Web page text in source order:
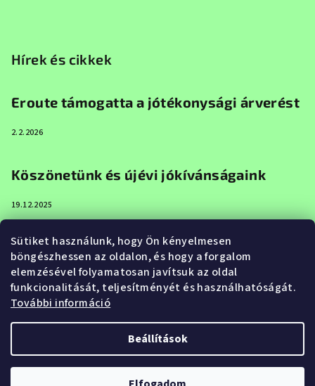
Sütiket használunk, hogy Ön kényelmesen
böngészhessen az oldalon, és hogy a forgalom
elemzésével folyamatosan javítsuk az oldal
funkcionalitását, teljesítményét és használhatóságát.
További információ
Beállítások
Hírek és cikkek
Eroute támogatta a jótékonysági árverést
2.2.2026
Köszönetünk és újévi jókívánságaink
19.12.2025
Boldog karácsonyt és boldog új évet az
Eroute-tól
20.12.2024